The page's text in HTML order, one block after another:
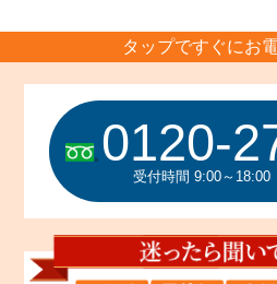
タップですぐにお
0120-
受付時間 9:00～18:00